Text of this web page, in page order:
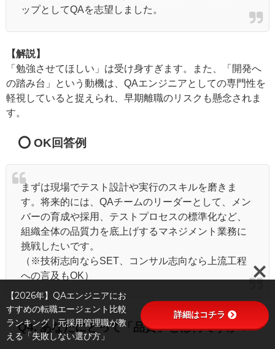
ップとしてQAを志望しました。
【解説】
「勉強させてほしい」は受け身すぎます。また、「開発へ
の踏み台」という動機は、QAエンジニアとしての専門性を
軽視していると捉えられ、早期離職のリスクも懸念されま
す。
⭕️ OK回答例
まずは現場でテスト設計や実行のスキルを磨きま
す。将来的には、QAチームのリーダーとして、メン
バーの育成や採用、テストプロセスの標準化など、
組織全体の品質力を底上げするマネジメント業務に
挑戦したいです。
（※技術志向ならSET、コンサル志向なら上流工程
への言及もOK）
Q4. あなたにとって「品質」とは何ですか？
【2026年】QAエンジニアにお
すすめの転職エージェント比較
ランキング｜元採用管理職が教
える「失敗しない選び方」
詳細はコチラ